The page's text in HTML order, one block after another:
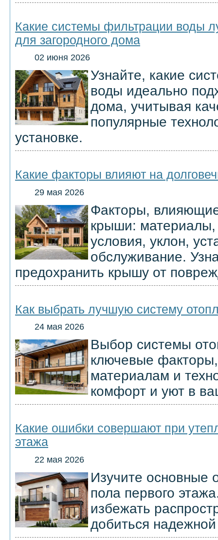
Какие системы фильтрации воды
для загородного дома
02 июня 2026
Узнайте, какие
воды идеально
дома, учитывая
популярные
установке.
Какие факторы влияют на
29 мая 2026
Факторы,
крыши: материалы,
условия, уклон,
обслуживание.
предохранить крышу от
Как выбрать лучшую систему
24 мая 2026
Выбор системы
ключевые
материалам и
комфорт и уют в
Какие ошибки совершают при
этажа
22 мая 2026
Изучите основные
пола первого
избежать
добиться